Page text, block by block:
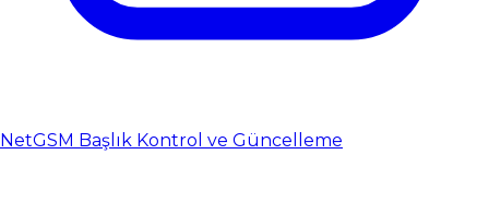
NetGSM Başlık Kontrol ve Güncelleme